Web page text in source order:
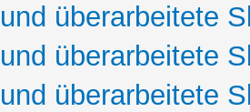
überarbeitete
überarbeitete
überarbeitete